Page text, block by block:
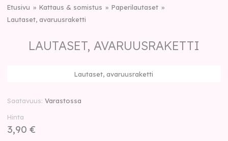
Etusivu
Kattaus & somistus
Paperilautaset
Lautaset, avaruusraketti
LAUTASET, AVARUUSRAKETTI
Lautaset, avaruusraketti
Saatavuus Varastossa
Hinta
3,90 €